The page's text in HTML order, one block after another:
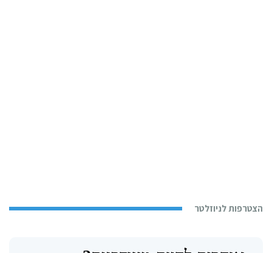
הצטרפות לניוזלטר